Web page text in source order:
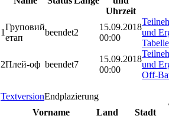
Uhrzeit
1
Груповий
етап
beendet2
15.09.2018
00:00
und
2Плей-оф beendet7
15.09.2018
00:00
und
Off-
TextversionEndplazierung
Vorname
Land Stadt